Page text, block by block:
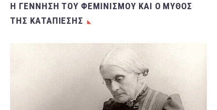
Η ΓΕΝΝΗΣΗ ΤΟΥ ΦΕΜΙΝΙΣΜΟΥ ΚΑΙ Ο ΜΥΘΟΣ
ΤΗΣ ΚΑΤΑΠΙΕΣΗΣ